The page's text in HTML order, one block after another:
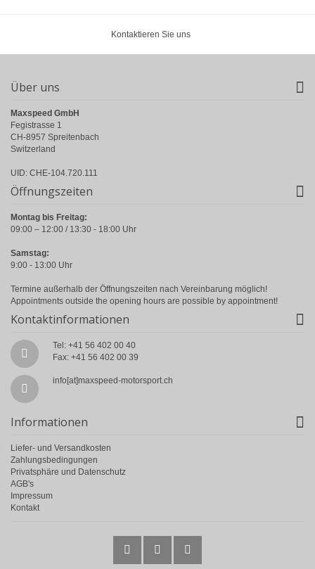
Kontaktieren Sie uns
Über uns
Maxspeed GmbH
Fegistrasse 1
CH-8957 Spreitenbach
Switzerland
UID: CHE-104.720.111
Öffnungszeiten
Montag bis Freitag:
09:00 – 12:00 / 13:30 - 18:00 Uhr
Samstag:
9:00 - 13:00 Uhr
Termine außerhalb der Öffnungszeiten nach Vereinbarung möglich!
Appointments outside the opening hours are possible by appointment!
Kontaktinformationen
Tel: +41 56 402 00 40
Fax: +41 56 402 00 39
info[at]maxspeed-motorsport.ch
Informationen
Liefer- und Versandkosten
Zahlungsbedingungen
Privatsphäre und Datenschutz
AGB's
Impressum
Kontakt